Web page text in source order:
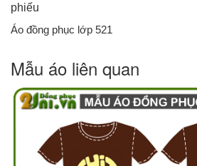
phiếu
Áo đồng phục lớp 521
Mẫu áo liên quan